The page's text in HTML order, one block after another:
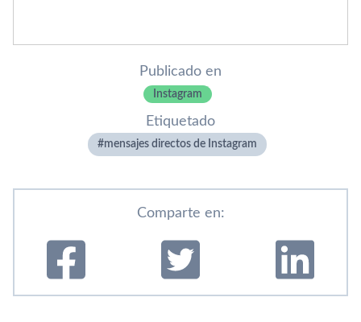
Publicado en
Instagram
Etiquetado
mensajes directos de Instagram
Comparte en: